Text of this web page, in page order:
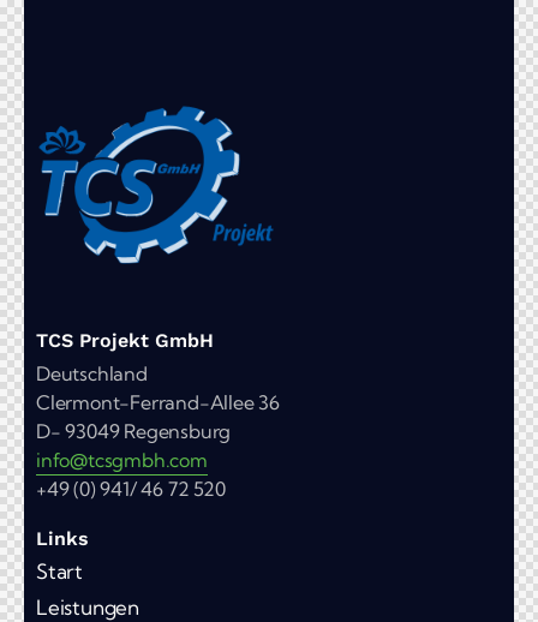
TCS Projekt GmbH
Deutschland
Clermont-Ferrand-Allee 36
D- 93049 Regensburg
info@tcsgmbh.com
+49 (0) 941/ 46 72 520
Links
Start
Leistungen